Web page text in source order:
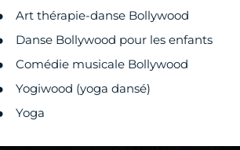
Art thérapie-danse Bollywood
Danse Bollywood pour les enfants
Comédie musicale Bollywood
Yogiwood (yoga dansé)
Yoga